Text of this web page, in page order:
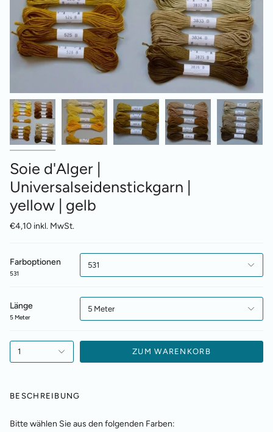
Soie d'Alger |
Universalseidenstickgarn |
yellow | gelb
€4,10 inkl. MwSt.
Farboptionen
531
531
Länge
5 Meter
5 Meter
1 ZUM WARENKORB
BESCHREIBUNG
Bitte wählen Sie aus den folgenden Farben: